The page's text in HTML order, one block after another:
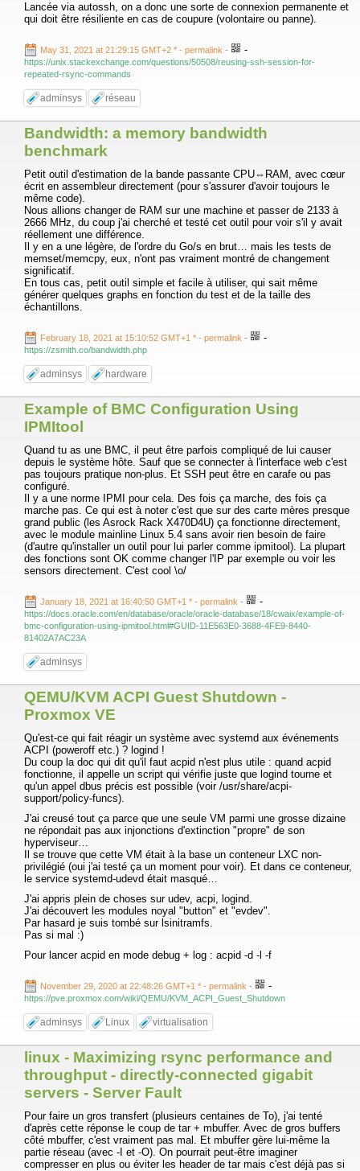
Lancée via autossh, on a donc une sorte de connexion permanente et
qui doit être résiliente en cas de coupure (volontaire ou panne).
May 31, 2021 at 21:29:15 GMT+2 * - permalink - -
https://unix.stackexchange.com/questions/50508/reusing-ssh-session-for-
repeated-rsync-commands
adminsys réseau
Bandwidth: a memory bandwidth
benchmark
Petit outil d'estimation de la bande passante CPU⇔RAM, avec cœur
écrit en assembleur directement (pour s'assurer d'avoir toujours le
même code).
Nous allions changer de RAM sur une machine et passer de 2133 à
2666 MHz, du coup j'ai cherché et testé cet outil pour voir s'il y avait
réellement une différence.
Il y en a une légère, de l'ordre du Go/s en brut… mais les tests de
memset/memcpy, eux, n'ont pas vraiment montré de changement
significatif.
En tous cas, petit outil simple et facile à utiliser, qui sait même
générer quelques graphs en fonction du test et de la taille des
échantillons.
February 18, 2021 at 15:10:52 GMT+1 * - permalink - -
https://zsmith.co/bandwidth.php
adminsys hardware
Example of BMC Configuration Using
IPMItool
Quand tu as une BMC, il peut être parfois compliqué de lui causer
depuis le système hôte. Sauf que se connecter à l'interface web c'est
pas toujours pratique non-plus. Et SSH peut être en carafe ou pas
configuré.
Il y a une norme IPMI pour cela. Des fois ça marche, des fois ça
marche pas. Ce qui est à noter c'est que sur des carte mères presque
grand public (les Asrock Rack X470D4U) ça fonctionne directement,
avec le module mainline Linux 5.4 sans avoir rien besoin de faire
(d'autre qu'installer un outil pour lui parler comme ipmitool). La plupart
des fonctions sont OK comme changer l'IP par exemple ou voir les
sensors directement. C'est cool \o/
January 18, 2021 at 16:40:50 GMT+1 * - permalink - -
https://docs.oracle.com/en/database/oracle/oracle-database/18/cwaix/example-of-
bmc-configuration-using-ipmitool.html#GUID-11E563E0-3688-4FE9-8440-
81402A7AC23A
adminsys
QEMU/KVM ACPI Guest Shutdown -
Proxmox VE
Qu'est-ce qui fait réagir un système avec systemd aux événements
ACPI (poweroff etc.) ? logind !
Du coup la doc qui dit qu'il faut acpid n'est plus utile : quand acpid
fonctionne, il appelle un script qui vérifie juste que logind tourne et
qu'un appel dbus précis est possible (voir /usr/share/acpi-
support/policy-funcs).
J'ai creusé tout ça parce que une seule VM parmi une grosse dizaine
ne répondait pas aux injonctions d'extinction "propre" de son
hyperviseur…
Il se trouve que cette VM était à la base un conteneur LXC non-
privilégié (oui j'ai testé ça un moment pour voir). Et dans ce conteneur,
le service systemd-udevd était masqué…
J'ai appris plein de choses sur udev, acpi, logind.
J'ai découvert les modules noyal "button" et "evdev".
Par hasard je suis tombé sur lsinitramfs.
Pas si mal :)
Pour lancer acpid en mode debug + log : acpid -d -l -f
November 29, 2020 at 22:48:26 GMT+1 * - permalink - -
https://pve.proxmox.com/wiki/QEMU/KVM_ACPI_Guest_Shutdown
adminsys Linux virtualisation
linux - Maximizing rsync performance and
throughput - directly-connected gigabit
servers - Server Fault
Pour faire un gros transfert (plusieurs centaines de To), j'ai tenté
d'après cette réponse le coup de tar + mbuffer. Avec de gros buffers
côté mbuffer, c'est vraiment pas mal. Et mbuffer gère lui-même la
partie réseau (avec -I et -O). On pourrait peut-être imaginer
compresser en plus ou éviter les header de tar mais c'est déjà pas si